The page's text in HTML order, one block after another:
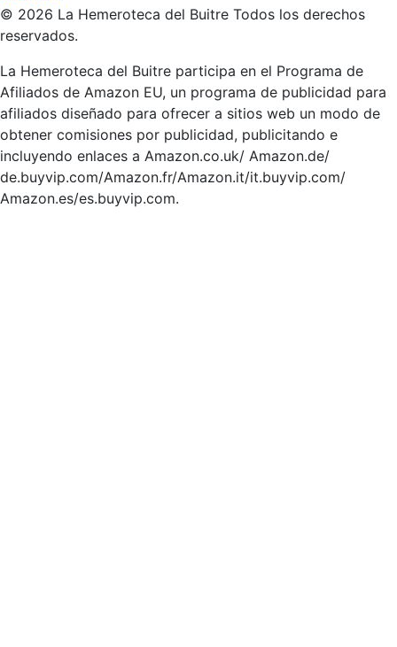
© 2026 La Hemeroteca del Buitre Todos los derechos
reservados.
La Hemeroteca del Buitre participa en el Programa de
Afiliados de Amazon EU, un programa de publicidad para
afiliados diseñado para ofrecer a sitios web un modo de
obtener comisiones por publicidad, publicitando e
incluyendo enlaces a Amazon.co.uk/ Amazon.de/
de.buyvip.com/Amazon.fr/Amazon.it/it.buyvip.com/
Amazon.es/es.buyvip.com.